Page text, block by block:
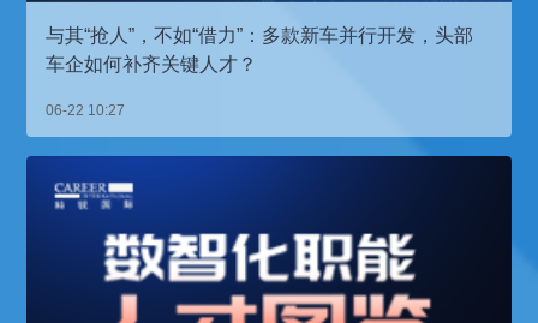
与其“抢人”，不如“借力”：多款新车并行开发，头部
车企如何补齐关键人才？
06-22 10:27